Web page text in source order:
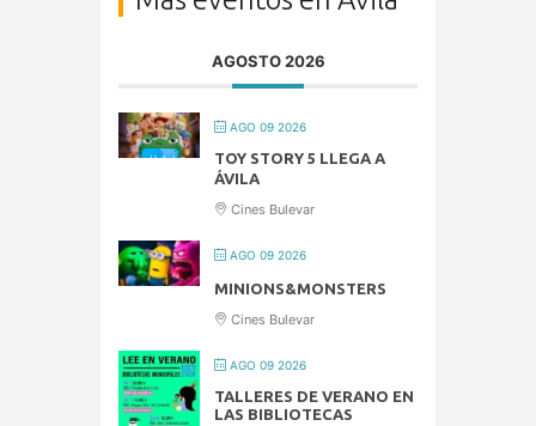
AGOSTO 2026
AGO 09 2026
TOY STORY 5 LLEGA A
ÁVILA
Cines Bulevar
AGO 09 2026
MINIONS&MONSTERS
Cines Bulevar
AGO 09 2026
TALLERES DE VERANO EN
LAS BIBLIOTECAS